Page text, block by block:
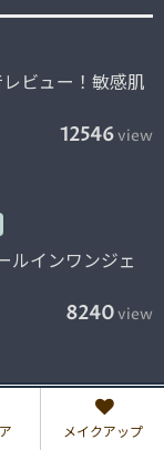
ビュー！敏感肌
12546view
ルインワンジェ
8240view
ちゃんの愛用コ
メイクアップ